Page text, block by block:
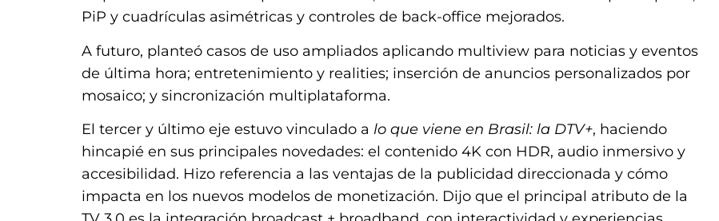
PiP y cuadrículas asimétricas y controles de back-office mejorados.
A futuro, planteó casos de uso ampliados aplicando multiview para noticias y eventos
de última hora; entretenimiento y realities; inserción de anuncios personalizados por
mosaico; y sincronización multiplataforma.
El tercer y último eje estuvo vinculado a lo que viene en Brasil: la DTV+, haciendo
hincapié en sus principales novedades: el contenido 4K con HDR, audio inmersivo y
accesibilidad. Hizo referencia a las ventajas de la publicidad direccionada y cómo
impacta en los nuevos modelos de monetización. Dijo que el principal atributo de la